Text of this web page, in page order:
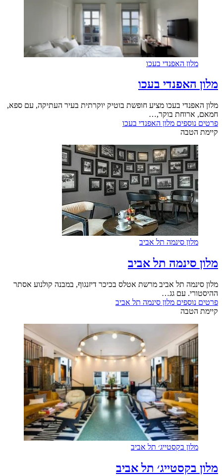
מלון האפנדי בעכו
מלון האפנדי בעכו
מלון האפנדי בעכו מציע חופשת בוטיק יוקרתית בעיר העתיקה, עם ספא,
חמאם, ארוחת בוקר,…
פרטים נוספים מלון האפנדי בעכו
קיימת הטבה
מלון סינמה תל אביב
מלון סינמה תל אביב
מלון סינמה תל אביב מרשת אטלס בכיכר דיזנגוף, במבנה קולנוע אסתר
ההיסטורי. עם גג…
פרטים נוספים מלון סינמה תל אביב
קיימת הטבה
מלון בקסטייג׳ תל אביב
מלון בקסטייג׳ תל אביב